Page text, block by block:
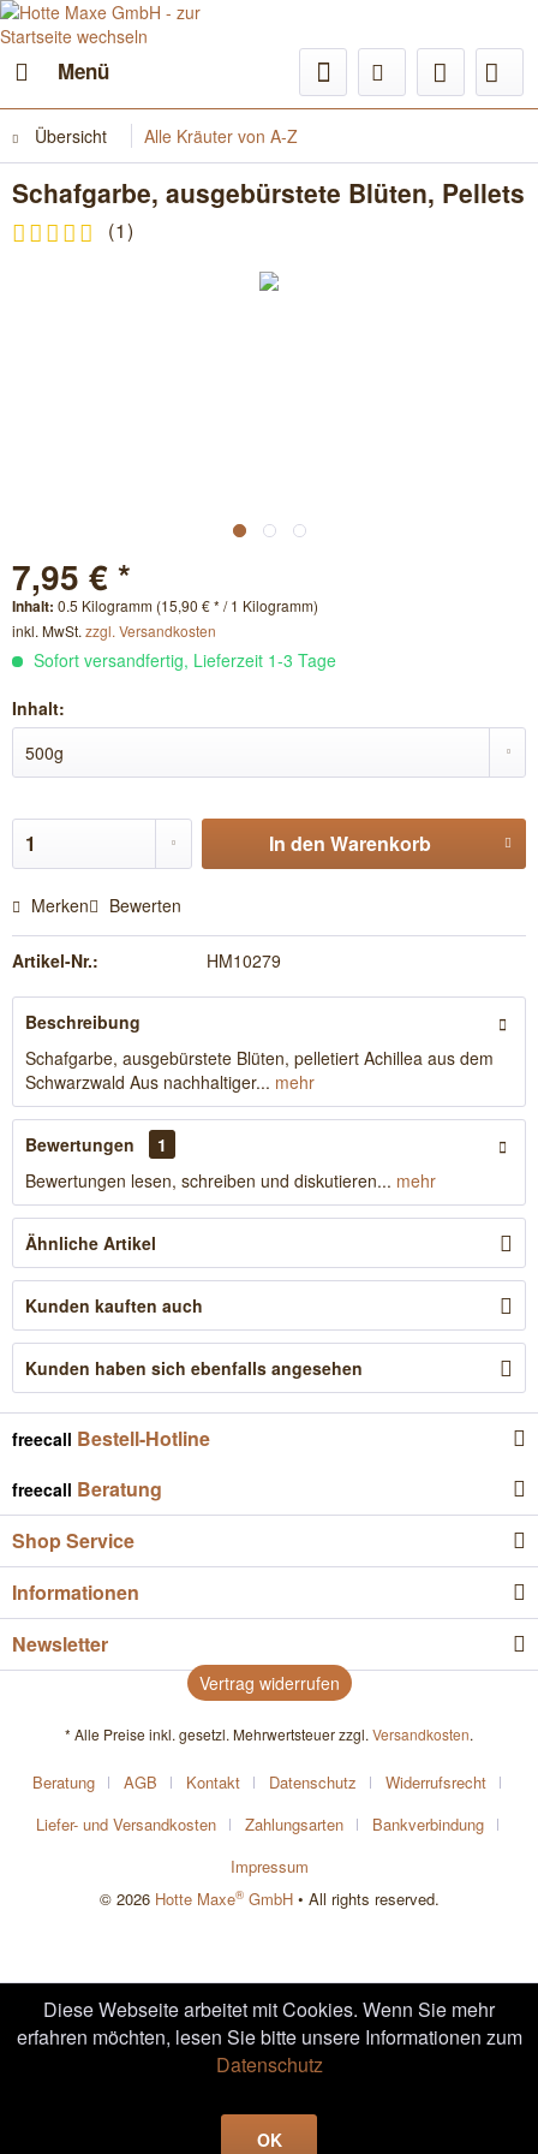
Menü
Übersicht Alle Kräuter von A-Z
Schafgarbe, ausgebürstete Blüten, Pellets
(1)
7,95 € *
Inhalt: 0.5 Kilogramm (15,90 € * / 1 Kilogramm)
inkl. MwSt. zzgl. Versandkosten
Sofort versandfertig, Lieferzeit 1-3 Tage
Inhalt:
In den Warenkorb
Merken Bewerten
Artikel-Nr.: HM10279
Beschreibung
Schafgarbe, ausgebürstete Blüten, pelletiert Achillea aus dem
Schwarzwald Aus nachhaltiger... mehr
Bewertungen
1
Bewertungen lesen, schreiben und diskutieren... mehr
Ähnliche Artikel
Kunden kauften auch
Kunden haben sich ebenfalls angesehen
freecall Bestell-Hotline
freecall Beratung
Shop Service
Informationen
Newsletter
Vertrag widerrufen
* Alle Preise inkl. gesetzl. Mehrwertsteuer zzgl. Versandkosten.
Beratung AGB Kontakt Datenschutz
Widerrufsrecht
Liefer- und Versandkosten
Zahlungsarten
Bankverbindung
Impressum
© 2026 Hotte Maxe®GmbH• All rights reserved.
Diese Webseite arbeitet mit Cookies. Wenn Sie mehr
erfahren möchten, lesen Sie bitte unsere Informationen zum
Datenschutz
OK